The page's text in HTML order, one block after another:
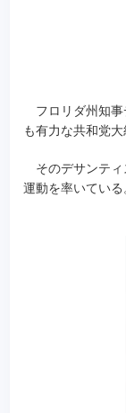
フロリダ州知事
も有力な共和党大
そのデサンティ
運動を率いている